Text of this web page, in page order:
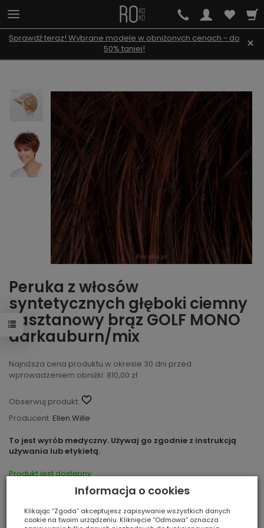
Sprawdź teraz! Wybrane modele w obniżonych cenach - do
50% taniej!
×
Peruka z włosów
syntetycznych głęboki ciemny
kasztanowy brąz GOLF MONO
darkauburn/mix
Najniższa cena produktu w okresie 30 dni przed
wprowadzeniem obniżki: 810,00 zł
Obserwuj produkt:
Producent: Ellen Wille
To jest wyrób medyczny. Używaj go zgodnie z instrukcją
używania lub etykietą.
Produkt jest dostępny
WYBIERZ KOLOR:Informacja o cookies
Klikając “Zgoda” akceptujesz zapisywanie wszystkich danych
cookie na twoim urządzeniu. Kliknięcie “Odmowa” oznacza